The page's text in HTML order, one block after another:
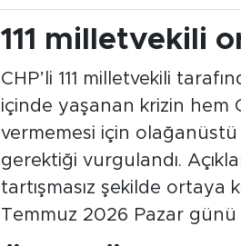
111 milletvekili
CHP’li 111 milletvekili
içinde yaşanan krizin hem
vermemesi için olağanüstü
gerektiği vurgulandı.
tartışmasız şekilde ortaya
Temmuz 2026 Pazar günü